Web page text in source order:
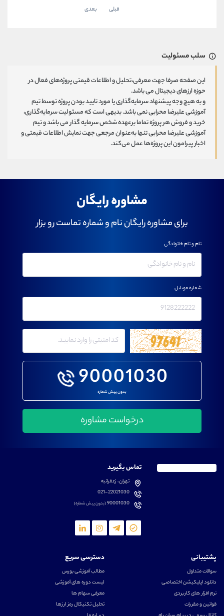
قبلی بعدی
سلب مسئولیت
این صفحه صرفا جهت معرفی،تحلیل و اطلاعات قیمتی پروژه‌های فعال در
حوزه ارزهای دیجیتال می باشد.
و به هیچ وجه پیشنهاد سرمایه‌گذاری یا مورد تایید بودن پروژه توسط تیم
آموزشی علیرضا محرابی نمی باشد. بدیهی است که مسئولیت سرمایه‌گذاری،
خرید و فروش هر پروژه تماما برعهده شخص سرمایه گذار می باشد و تیم
آموزشی علیرضا محرابی تنها به‌عنوان مرجعی جهت نمایش اطلاعات قیمتی و
اخبار پیرامون این پروژه‌‌ها عمل می‌کند.
مشاوره رایگان
برای مشاوره رایگان نام و شماره تماست رو بزار
90001030
بدون پیش شماره
نام و نام خانوادگی
شماره موبایل
تماس بگیرید
تهران، زعفرانیه
021-22021030
90001030(بدون پیش شماره)
پشتیبانی
سوالات متداول
دانلود اپلیکیشن اختصاصی
نرم افزار های کاربردی
قوانین و مقررات
دسترسی سریع
مطالب آموزشی بورس
لیست دوره های آموزشی
معرفی سهام ها
تحلیل تکنیکال رمز ارزها